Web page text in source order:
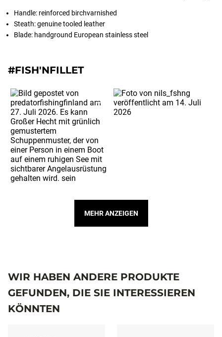
Handle: reinforced birchvarnished
Steath: genuine tooled leather
Blade: handground European stainless steel
#FISH'NFILLET
MEHR ANZEIGEN
WIR HABEN ANDERE PRODUKTE
GEFUNDEN, DIE SIE INTERESSIEREN
KÖNNTEN